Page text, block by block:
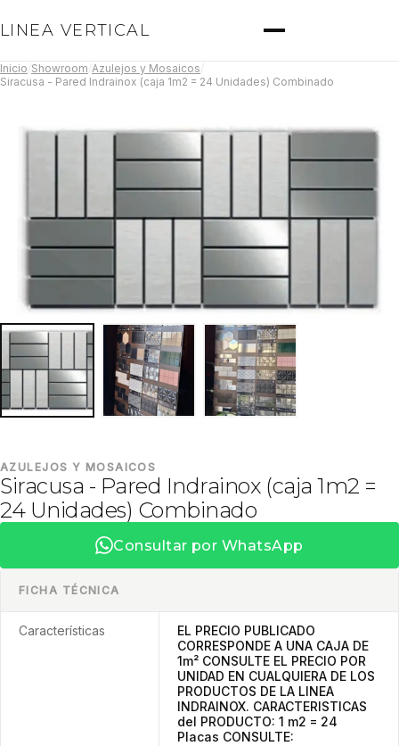
LINEA VERTICAL
Inicio Showroom Azulejos y Mosaicos
Siracusa - Pared Indrainox (caja 1m2 = 24 Unidades) Combinado
AZULEJOS Y MOSAICOS
Siracusa - Pared Indrainox (caja 1m2 =
24 Unidades) Combinado
Consultar por WhatsApp
FICHA TÉCNICA
Características
EL PRECIO PUBLICADO
CORRESPONDE A UNA CAJA DE
1m² CONSULTE EL PRECIO POR
UNIDAD EN CUALQUIERA DE LOS
PRODUCTOS DE LA LINEA
INDRAINOX. CARACTERISTICAS
del PRODUCTO: 1 m2 = 24
Placas CONSULTE: